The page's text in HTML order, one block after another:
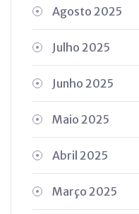
Agosto 2025
Julho 2025
Junho 2025
Maio 2025
Abril 2025
Março 2025